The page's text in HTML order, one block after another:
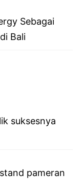
Sebagai
Bali
suksesnya
pameran